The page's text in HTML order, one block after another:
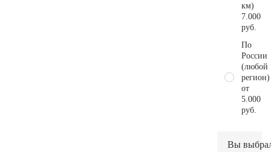
км)
7.000
руб.
По
России
(любой
регион)
от
5.000
руб.
Вы